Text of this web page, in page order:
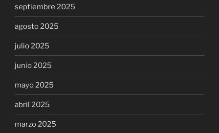
septiembre 2025
agosto 2025
julio 2025
junio 2025
mayo 2025
abril 2025
marzo 2025